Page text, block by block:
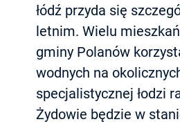
łódź przyda się
letnim. Wielu
gminy Polanów
wodnych na
specjalistycznej łodzi
Żydowie będzie w